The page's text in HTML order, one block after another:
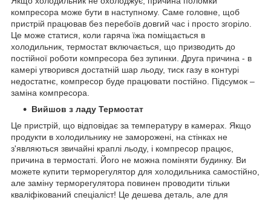
компресора може бути в наступному. Саме головне, щоб
пристрій працював без перебоїв довгий час і просто згоріло.
Це може статися, коли гаряча їжа поміщається в
холодильник, термостат включається, що призводить до
постійної роботи компресора без зупинки. Друга причина - в
камері утворився достатній шар льоду, тиск газу в контурі
недостатнє, компресор буде працювати постійно. Підсумок –
заміна компресора.
Вийшов з ладу Термостат
Це пристрій, що відповідає за температуру в камерах. Якщо
продукти в холодильнику не заморожені, на стінках не
з'являються звичайні краплі льоду, і компресор працює,
причина в термостаті. Його не можна поміняти будинку. Ви
можете купити терморегулятор для холодильника самостійно,
але заміну терморегулятора повинен проводити тільки
кваліфікований спеціаліст! Це дешева деталь, але для